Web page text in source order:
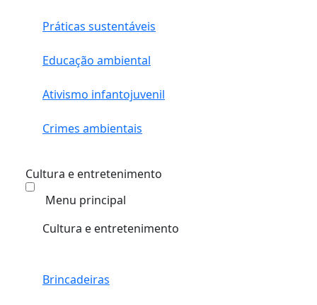
Práticas sustentáveis
Educação ambiental
Ativismo infantojuvenil
Crimes ambientais
Cultura e entretenimento
Menu principal
Cultura e entretenimento
Brincadeiras